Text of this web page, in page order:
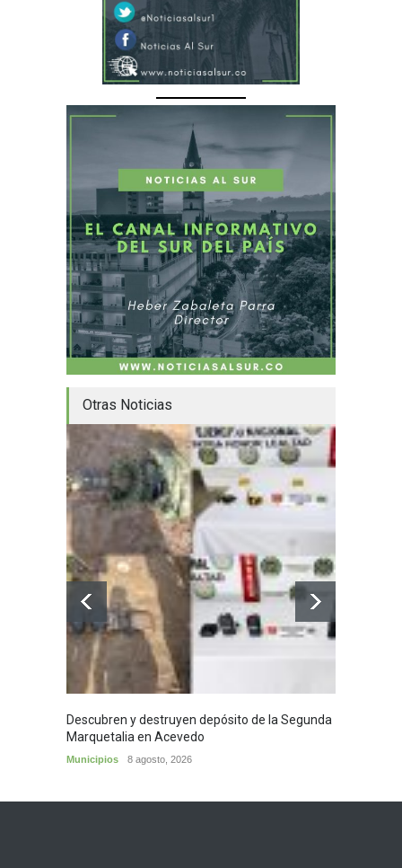
Otras Noticias
Descubren y destruyen depósito de la Segunda
Marquetalia en Acevedo
Municipios 8 agosto, 2026